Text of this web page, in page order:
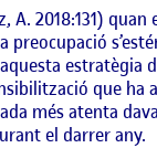
A. 2018:131)
preocupació
que
més atenta
el darrer any.